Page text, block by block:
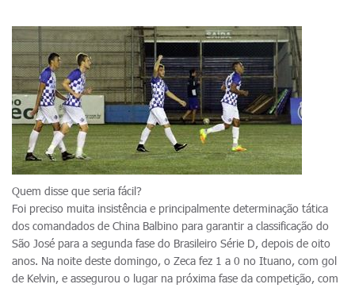
Quem disse que seria fácil?
Foi preciso muita insistência e principalmente determinação tática
dos comandados de China Balbino para garantir a classificação do
São José para a segunda fase do Brasileiro Série D, depois de oito
anos. Na noite deste domingo, o Zeca fez 1 a 0 no Ituano, com gol
de Kelvin, e assegurou o lugar na próxima fase da competição, com